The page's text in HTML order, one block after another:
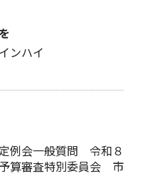
ンハイ
例会一般質問 令和８
算審査特別委員会 市